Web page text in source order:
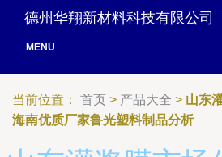
德州华翔新材料科技有限公司
MENU
当前位置： 首页 > 产品大全 > 山东
海南优质厂家鲁光塑料制品分析